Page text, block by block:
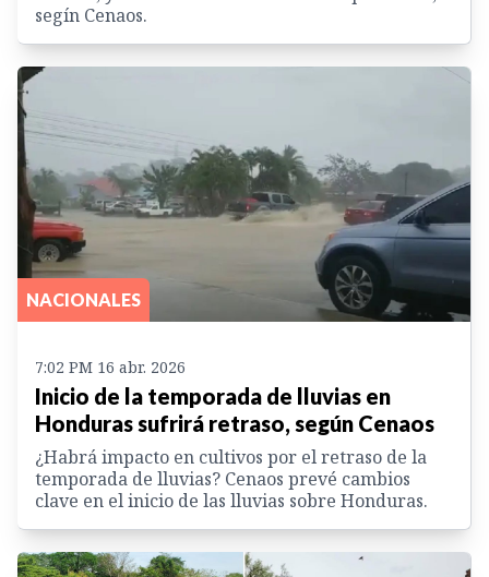
segín Cenaos.
NACIONALES
7:02 PM 16 abr. 2026
Inicio de la temporada de lluvias en
Honduras sufrirá retraso, según Cenaos
¿Habrá impacto en cultivos por el retraso de la
temporada de lluvias? Cenaos prevé cambios
clave en el inicio de las lluvias sobre Honduras.